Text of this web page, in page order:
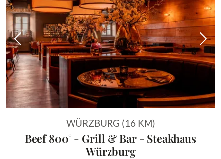
Vorheriges Bild
WÜRZBURG (16 KM)
Beef 800° - Grill & Bar - Steakhaus
Würzburg